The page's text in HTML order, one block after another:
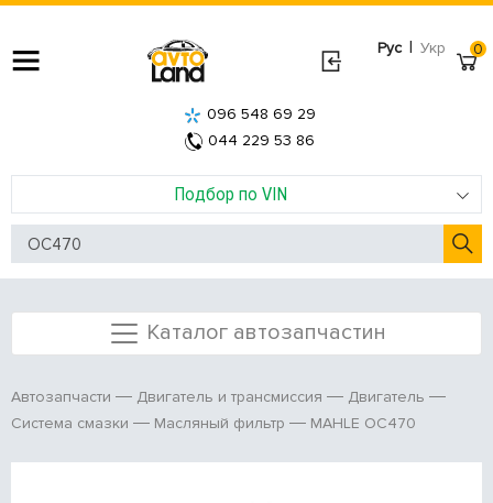
Рус | Укр
Подбор по VIN
096 548 69 29
044 229 53 86
0
Каталог автозапчастин
Автозапчасти Двигатель и трансмиссия
Двигатель
Система смазки
Масляный фильтр MAHLE OC470